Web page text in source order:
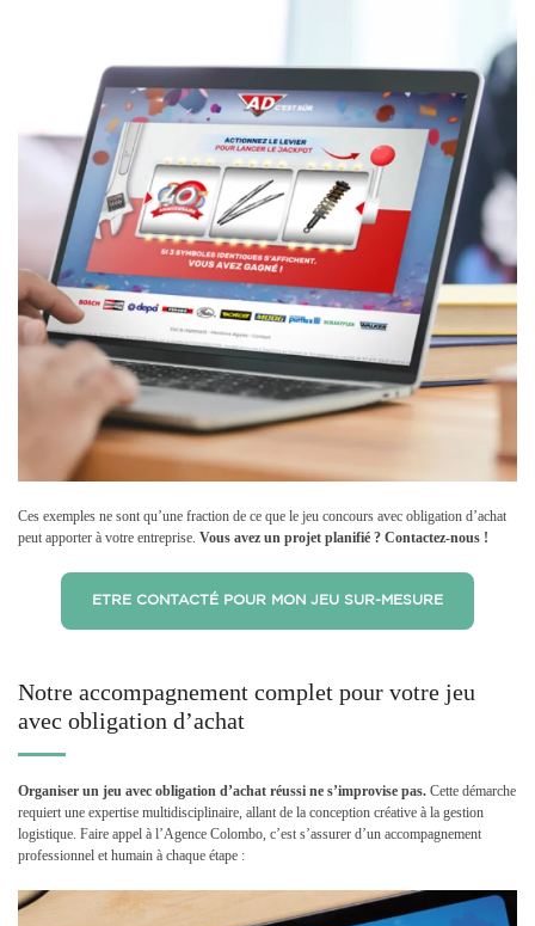
Ces exemples ne sont qu’une fraction de ce que le jeu concours avec obligation d’achat
peut apporter à votre entreprise. Vous avez un projet planifié ? Contactez-nous !
ETRE CONTACTÉ POUR MON JEU SUR-MESURE
Notre accompagnement complet pour votre jeu
avec obligation d’achat
Organiser un jeu avec obligation d’achat réussi ne s’improvise pas. Cette démarche
requiert une expertise multidisciplinaire, allant de la conception créative à la gestion
logistique. Faire appel à l’Agence Colombo, c’est s’assurer d’un accompagnement
professionnel et humain à chaque étape :